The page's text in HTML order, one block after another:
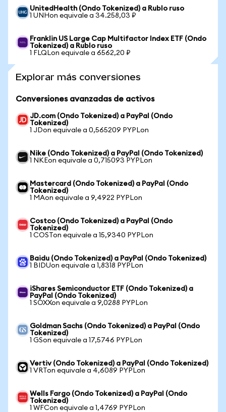
UnitedHealth (Ondo Tokenized) a Rublo ruso
1 UNHon equivale a 34.258,03 ₽
Franklin US Large Cap Multifactor Index ETF (Ondo
Tokenized) a Rublo ruso
1 FLQLon equivale a 6562,20 ₽
Explorar más conversiones
Conversiones avanzadas de activos
JD.com (Ondo Tokenized) a PayPal (Ondo
Tokenized)
1 JDon equivale a 0,565209 PYPLon
Nike (Ondo Tokenized) a PayPal (Ondo Tokenized)
1 NKEon equivale a 0,715093 PYPLon
Mastercard (Ondo Tokenized) a PayPal (Ondo
Tokenized)
1 MAon equivale a 9,4922 PYPLon
Costco (Ondo Tokenized) a PayPal (Ondo
Tokenized)
1 COSTon equivale a 15,9340 PYPLon
Baidu (Ondo Tokenized) a PayPal (Ondo Tokenized)
1 BIDUon equivale a 1,8318 PYPLon
iShares Semiconductor ETF (Ondo Tokenized) a
PayPal (Ondo Tokenized)
1 SOXXon equivale a 9,0288 PYPLon
Goldman Sachs (Ondo Tokenized) a PayPal (Ondo
Tokenized)
1 GSon equivale a 17,5746 PYPLon
Vertiv (Ondo Tokenized) a PayPal (Ondo Tokenized)
1 VRTon equivale a 4,6089 PYPLon
Wells Fargo (Ondo Tokenized) a PayPal (Ondo
Tokenized)
1 WFCon equivale a 1,4769 PYPLon